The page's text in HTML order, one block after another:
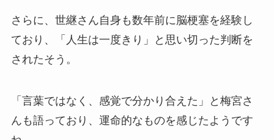
さらに、世継さん自身も数年前に脳梗塞を経験し
ており、「人生は一度きり」と思い切った判断を
されたそう。
「言葉ではなく、感覚で分かり合えた」と梅宮さ
んも語っており、運命的なものを感じたようです